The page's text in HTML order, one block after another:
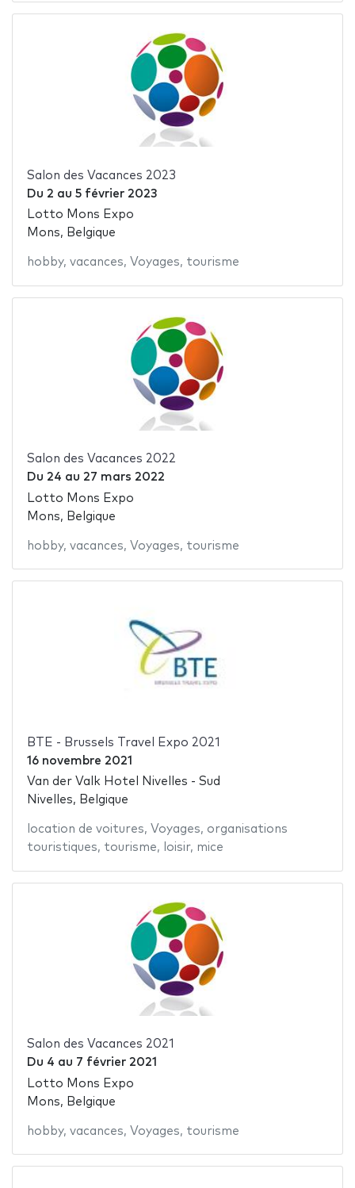
Salon des Vacances 2023
Du 2 au 5 février 2023
Lotto Mons Expo
Mons, Belgique
hobby, vacances, Voyages, tourisme
Salon des Vacances 2022
Du 24 au 27 mars 2022
Lotto Mons Expo
Mons, Belgique
hobby, vacances, Voyages, tourisme
BTE - Brussels Travel Expo 2021
16 novembre 2021
Van der Valk Hotel Nivelles - Sud
Nivelles, Belgique
location de voitures, Voyages, organisations
touristiques, tourisme, loisir, mice
Salon des Vacances 2021
Du 4 au 7 février 2021
Lotto Mons Expo
Mons, Belgique
hobby, vacances, Voyages, tourisme